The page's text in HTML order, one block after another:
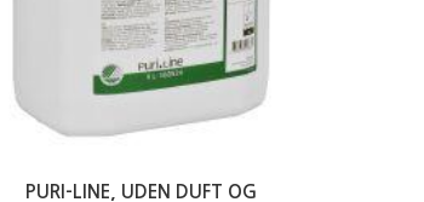
PURI-LINE, UDEN DUFT OG